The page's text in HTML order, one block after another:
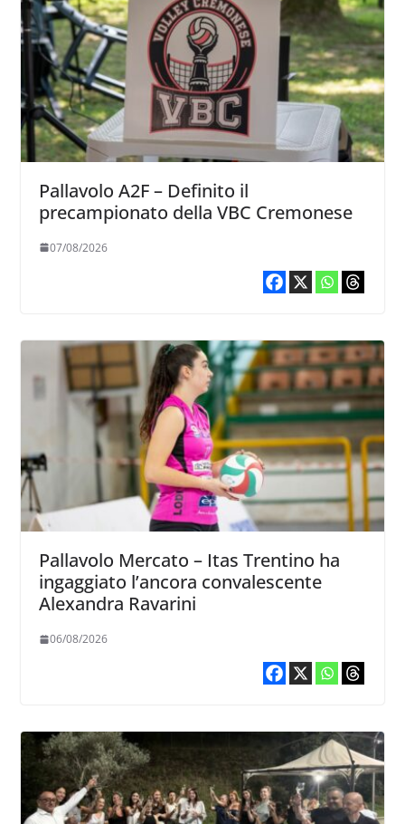
Pallavolo A2F – Definito il
precampionato della VBC Cremonese
07/08/2026
Pallavolo Mercato – Itas Trentino ha
ingaggiato l’ancora convalescente
Alexandra Ravarini
06/08/2026